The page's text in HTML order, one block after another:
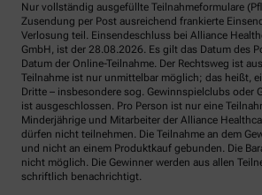
Nur vollständig ausgefüllte Teilnahmeformulare
Zusendung per Post ausreichend frankierte
Verlosung teil. Einsendeschluss bei Alliance
GmbH, ist der 28.08.2026. Es gilt das Datum des
Datum der Online-Teilnahme. Der Rechtsweg ist
Teilnahme ist nur unmittelbar möglich; das heißt,
Dritte – insbesondere sog. Gewinnspielclubs oder
ist ausgeschlossen. Pro Person ist nur eine
Minderjährige und Mitarbeiter der Alliance
dürfen nicht teilnehmen. Die Teilnahme an dem
und nicht an einem Produktkauf gebunden. Die
nicht möglich. Die Gewinner werden aus allen
schriftlich benachrichtigt.